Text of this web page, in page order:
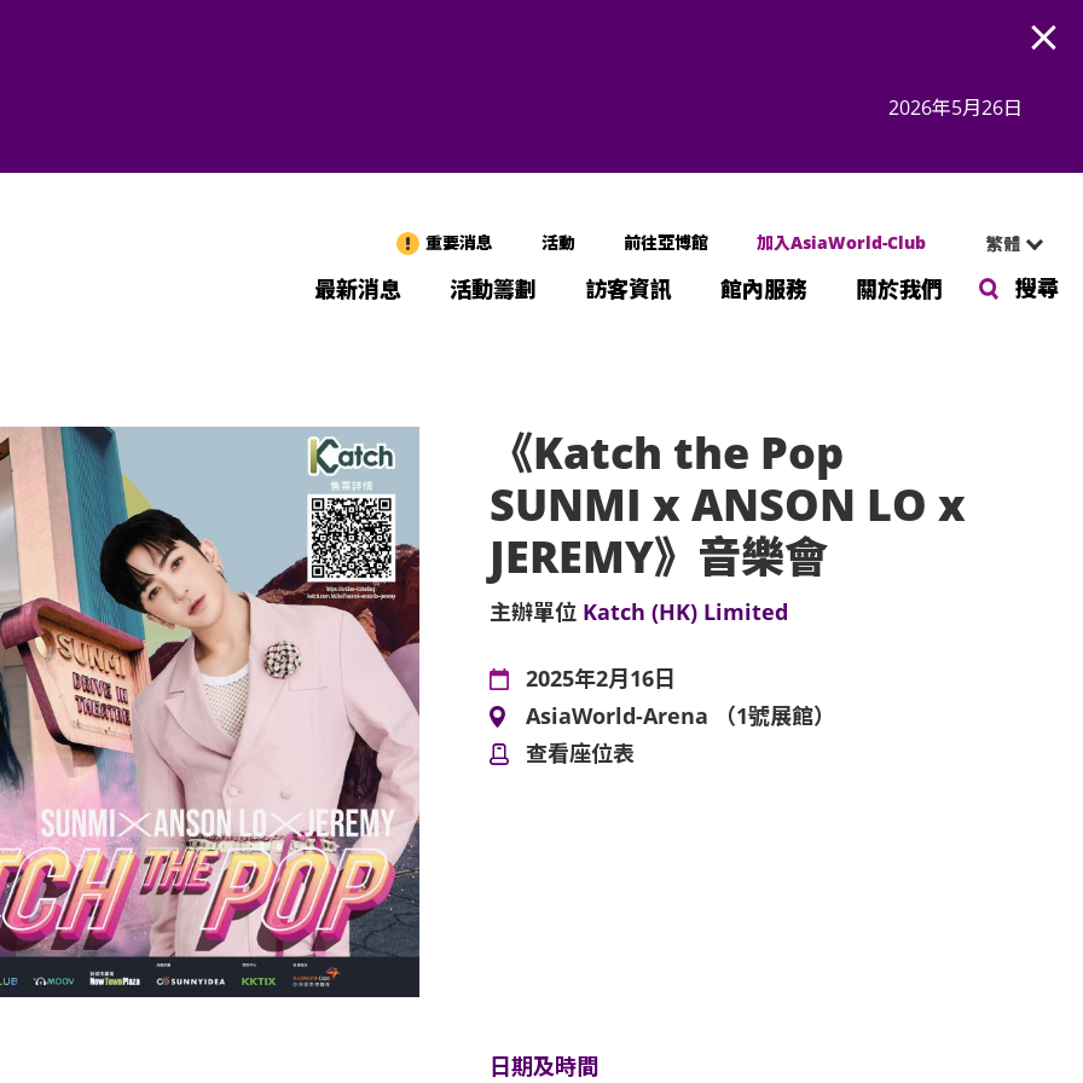
2026年5月26日
重要消息 活動 前往亞博館 加入AsiaWorld-Club 繁體
最新消息 活動籌劃 訪客資訊 館內服務 關於我們 搜尋
《Katch the Pop
SUNMI x ANSON LO x
JEREMY》音樂會
主辦單位 Katch (HK) Limited
2025年2月16日
AsiaWorld-Arena （1號展館）
查看座位表
日期及時間